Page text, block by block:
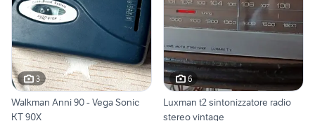
3
Walkman Anni 90 - Vega Sonic
KT 90X
6
Luxman t2 sintonizzatore radio
stereo vintage